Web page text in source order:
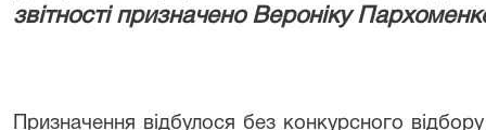
звітності призначено Вероніку
Призначення відбулося без конкурсного